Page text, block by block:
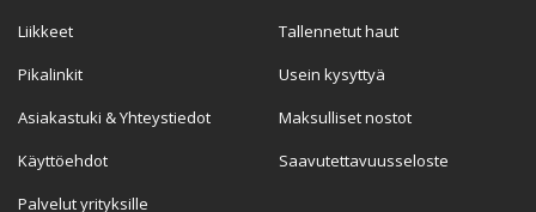
Liikkeet
Pikalinkit
Asiakastuki & Yhteystiedot
Käyttöehdot
Palvelut yrityksille
Tallennetut haut
Usein kysyttyä
Maksulliset nostot
Saavutettavuusseloste